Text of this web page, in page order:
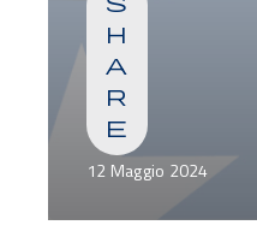
h
a
r
e
12 Maggio 2024